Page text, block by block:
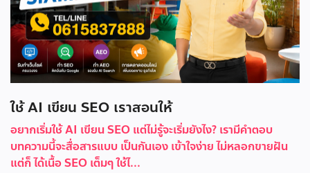
ใช้ AI เขียน SEO เราสอนให้
อยากเริ่มใช้ AI เขียน SEO แต่ไม่รู้จะเริ่มยังไง? เรามีคำตอบ
บทความนี้จะสื่อสารแบบ เป็นกันเอง เข้าใจง่าย ไม่หลอกขายฝัน
แต่ก็ ได้เนื้อ SEO เต็มๆ ใช้ไ...